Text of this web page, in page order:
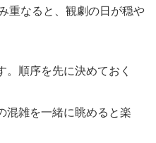
重なると、観劇の日が穏や
。順序を先に決めておく
混雑を一緒に眺めると楽